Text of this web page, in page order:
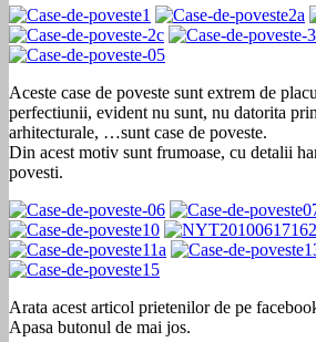
Aceste case de poveste sunt extrem de
perfectiunii, evident nu sunt, nu datorita
arhitecturale, …sunt case de poveste.
Din acest motiv sunt frumoase, cu detalii
povesti.
Arata acest articol prietenilor de pe
Apasa butonul de mai jos.